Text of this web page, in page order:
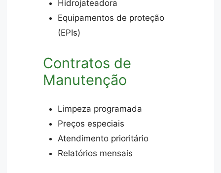
Hidrojateadora
Equipamentos de proteção
(EPIs)
Contratos de
Manutenção
Limpeza programada
Preços especiais
Atendimento prioritário
Relatórios mensais